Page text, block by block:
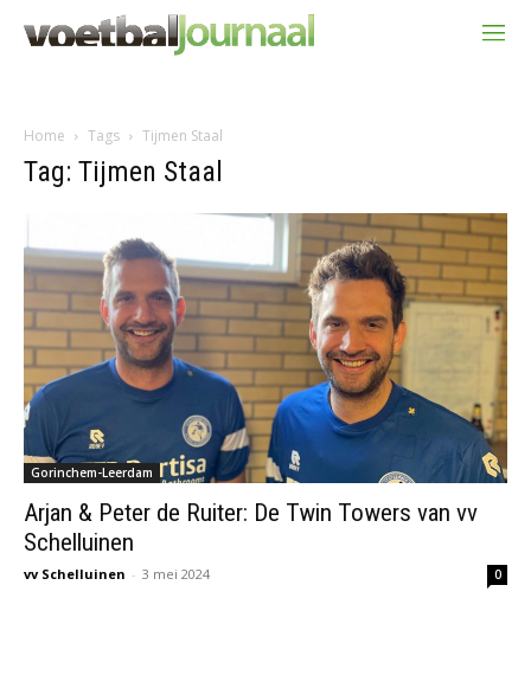
Home Tags Tijmen Staal
Tag: Tijmen Staal
Gorinchem-Leerdam
Arjan & Peter de Ruiter: De Twin Towers van vv
Schelluinen
vv Schelluinen - 3 mei 2024 0